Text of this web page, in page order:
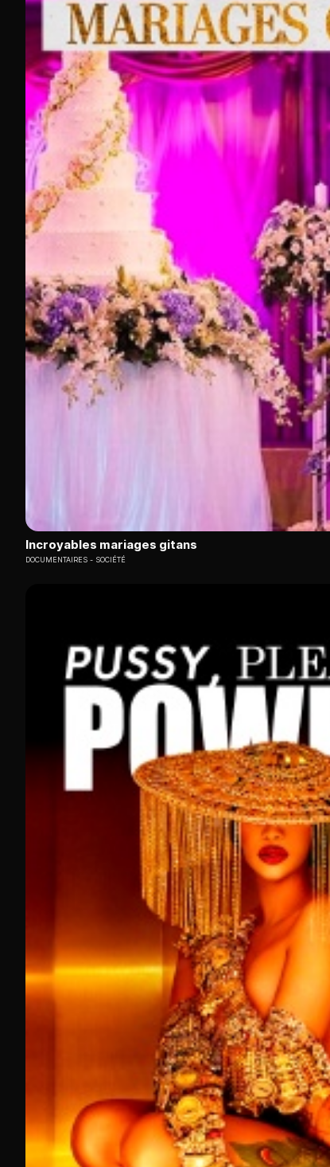
Incroyables mariages gitans
DOCUMENTAIRES SOCIÉTÉ